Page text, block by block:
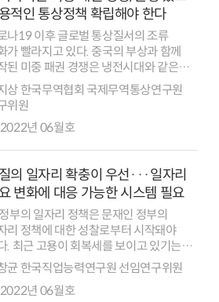
적인 통상정책 확립해야 한다
나19 이후 글로벌 통상질서의 조류
가 빨라지고 있다. 중국의 부상과 함께
된 미중 패권 경쟁은 냉전시대와 같은
대립으로 확대되고 있다. 공급이 수요를
가지 못하는 공급망 병목현상이
되면서 전 세계가 자국 공급망을
점검하고 핵심...
상 한국무역협회 국제무역통상연구원
위원
2022년 06월호
의 일자리 확충이 우선···일자리
변화에 대응 가능한 시스템 필요
부의 일자리 정책은 문재인 정부의
리 정책에 대한 성찰로부터 시작돼야
. 최근 고용이 회복세를 보이고 있기는
만, 일자리 정부를 자처했던 데 비해
리 성적표가 좋은 편은 아니다. 전체
업자 대비 비정규직 비율 늘고 노동시장
균 한국직업능력연구원 선임연구위원
2022년 06월호